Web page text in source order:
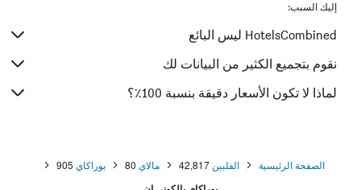
إليك السبب:
HotelsCombined ليس البائع
نقوم بتجميع الكثير من البيانات لك
لماذا لا تكون الأسعار دقيقة بنسبة 100٪؟
الصفحة الرئيسية الفلبين 42,817 مالاي 80 بوراكاي 905